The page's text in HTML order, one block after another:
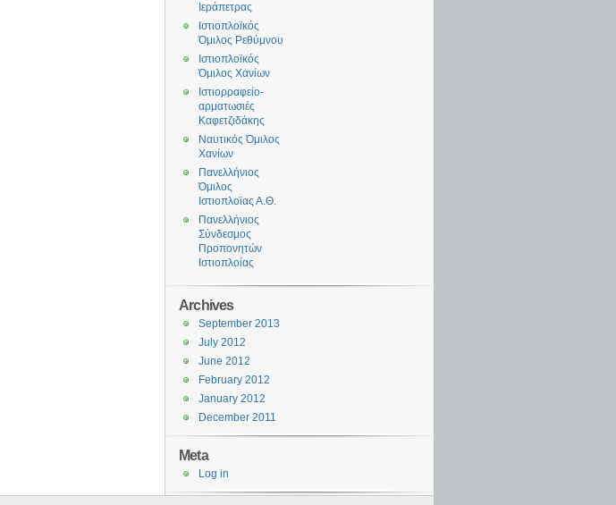
Ιεράπετρας
Ιστιοπλοϊκός
Όμιλος Ρεθύμνου
Ιστιοπλοϊκός
Όμιλος Χανίων
Ιστιορραφείο-
αρματωσιές
Καφετζιδάκης
Ναυτικός Όμιλος
Χανίων
Πανελλήνιος
Όμιλος
Ιστιοπλοϊας Α.Θ.
Πανελλήνιος
Σύνδεσμος
Προπονητών
Ιστιοπλοίας
Archives
September 2013
July 2012
June 2012
February 2012
January 2012
December 2011
Meta
Log in